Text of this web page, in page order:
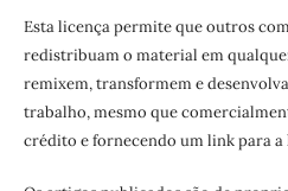
Esta licença permite que outros
redistribuam o material em
remixem, transformem e
trabalho, mesmo que
crédito e fornecendo um link para a